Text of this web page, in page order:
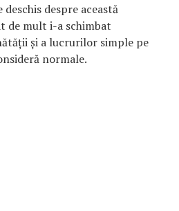
despre această
de mult i-a schimbat
și a lucrurilor simple pe
normale.